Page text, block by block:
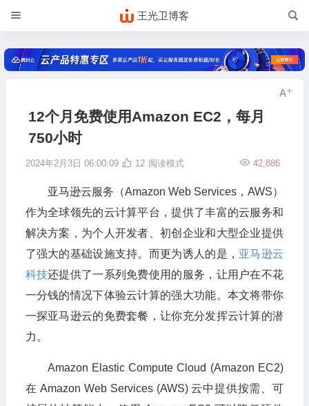
王光卫博客
12个月免费使用Amazon EC2，每月
750小时
2024年2月3日 06:00:09 42,886
12 阅读模式
亚马逊云服务（Amazon Web Services，AWS）
作为全球领先的云计算平台，提供了丰富的云服务和
解决方案，为个人开发者、初创企业和大型企业提供
了强大的基础设施支持。而更为诱人的是， 亚马逊云
科技还提供了一系列免费使用的服务，让用户在不花
一分钱的情况下体验云计算的强大功能。本文将带你
一探亚马逊云的免费套餐，让你充分发挥云计算的潜
力。
Amazon Elastic Compute Cloud (Amazon EC2)
在 Amazon Web Services (AWS) 云中提供按需、可